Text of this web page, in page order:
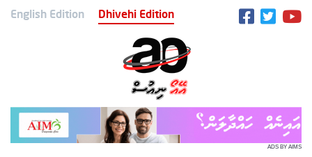
English Edition Dhivehi Edition
ADS BY AIMS